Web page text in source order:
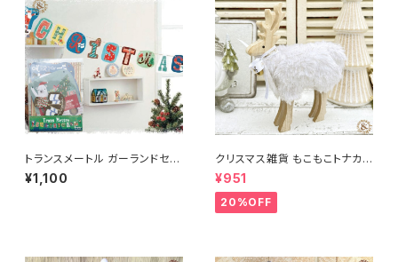
トランスメートル ガーランドセッ
ト クリスマス
¥1,100
クリスマス雑貨 もこもこトナカイ
ファー ウッドディアースタンド
¥951
20%OFF